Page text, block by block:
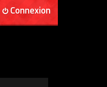
Connexion